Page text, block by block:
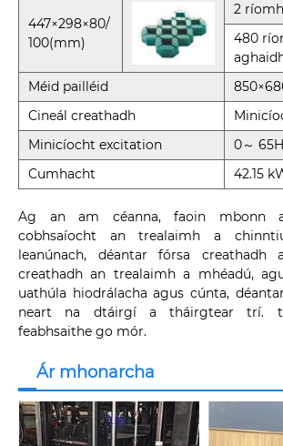
447×298×80/
100(mm)
2
480
Méid pailléid
Cineál creathadh
Minicíocht excitation
0～
Cumhacht
42.15
Ag an am céanna, faoin mbonn
cobhsaíocht an trealaimh a
leanúnach, déantar fórsa creathadh
creathadh an trealaimh a mhéadú,
uathúla hiodrálacha agus cúnta,
neart na dtáirgí a tháirgtear trí.
feabhsaithe go mór.
Ár mhonarcha